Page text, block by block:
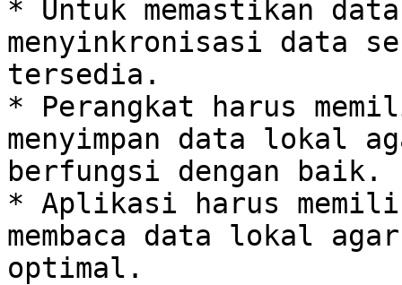
* Untuk memastikan
menyinkronisasi data
tersedia.
* Perangkat harus
menyimpan data lokal
berfungsi dengan baik.
* Aplikasi harus
membaca data lokal
optimal.